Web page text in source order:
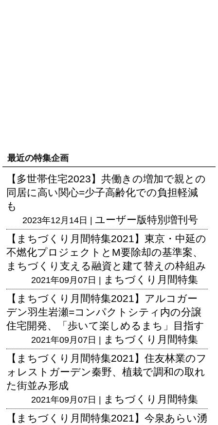
最近の特集企画
【多世帯住宅2023】共働きの増加で親との
同居に高い関心=少子高齢化での負担軽減
も
2023年12月14日 | ユーザー版特別増刊号
【まちづくり月間特集2021】東京・中延の
不燃化プロジェクトとM要除却の基準案、
まちづくり支える融資と建て替えの枠組み
2021年09月07日 | まちづくり月間特集
【まちづくり月間特集2021】アルコガー
デン羽生岩瀬=コンパクトシティ内の分譲
住宅開発、「歩いて楽しめるまち」目指す
2021年09月07日 | まちづくり月間特集
【まちづくり月間特集2021】住友林業のフ
ォレストガーデン秦野、植栽で調和の取れ
た街並み形成
2021年09月07日 | まちづくり月間特集
【まちづくり月間特集2021】今泉あらい湧